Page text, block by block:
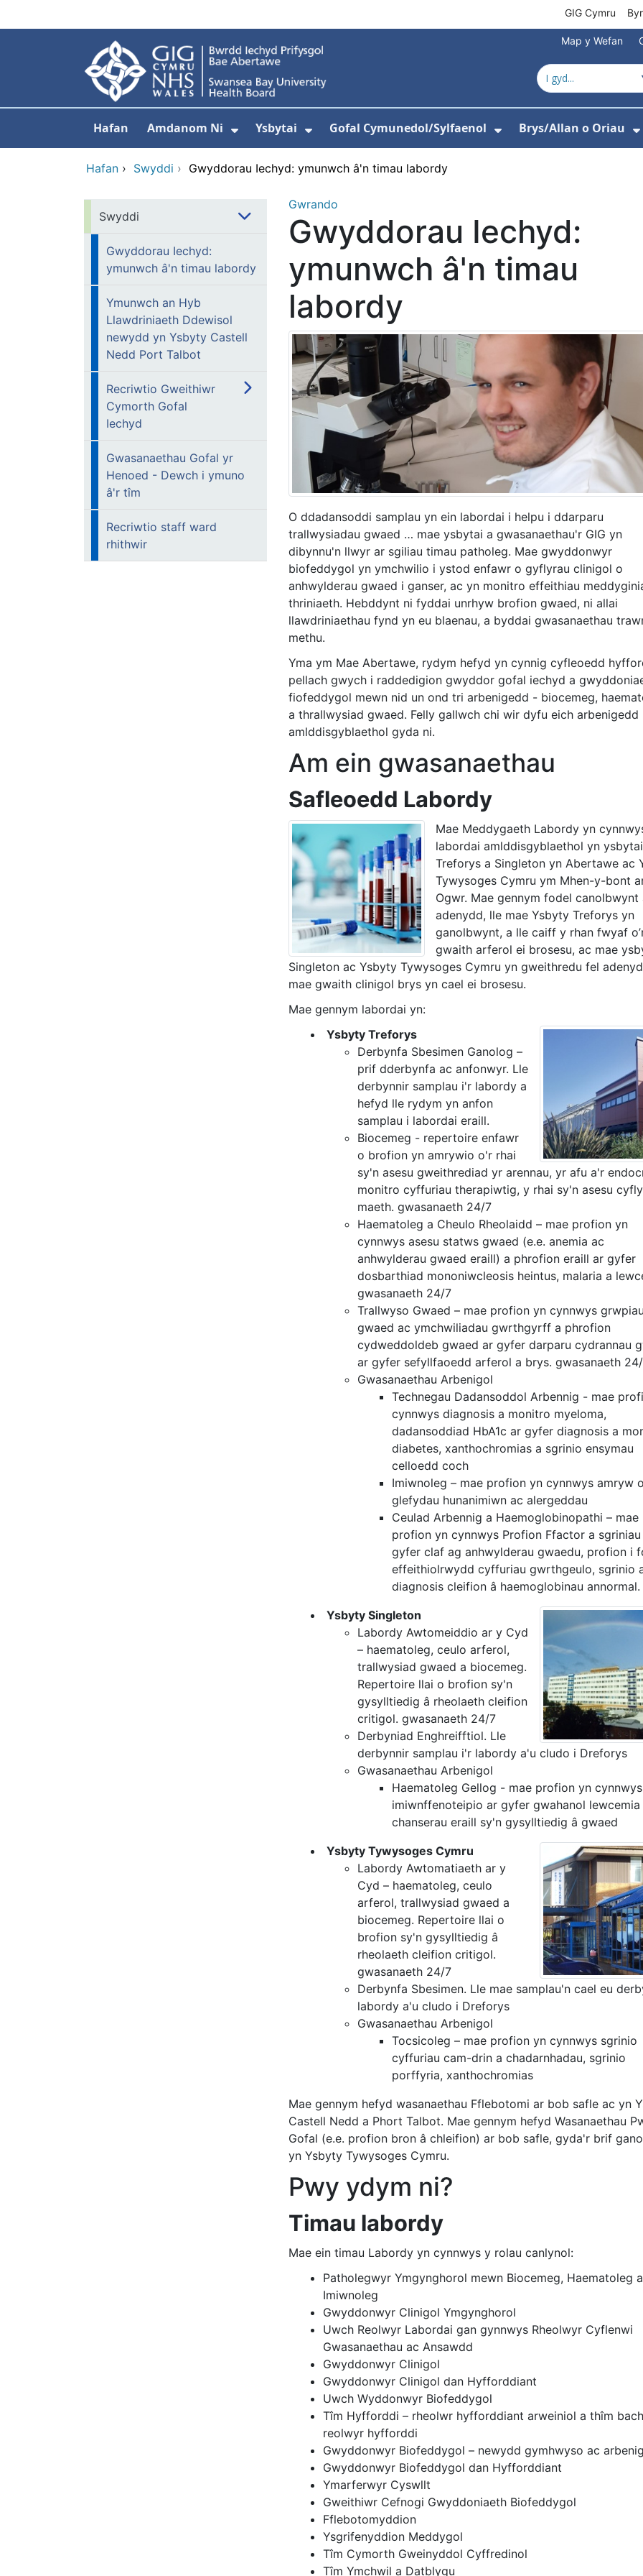
GIG Cymru
Map y Wefan
Hafan Amdanom Ni Ysbytai Gofal Cymunedol/Sylfaenol Brys/Allan o Oriau
Hafan › Swyddi › Gwyddorau Iechyd: ymunwch â'n timau labordy
Swyddi
Gwyddorau Iechyd:
ymunwch â'n timau labordy
Ymunwch an Hyb
Llawdriniaeth Ddewisol
newydd yn Ysbyty Castell
Nedd Port Talbot
Recriwtio Gweithiwr
Cymorth Gofal
Iechyd
Gwasanaethau Gofal yr
Henoed - Dewch i ymuno
â'r tîm
Recriwtio staff ward
rhithwir
Gwrando
Gwyddorau Iechyd:
ymunwch â'n timau
labordy
O ddadansoddi samplau yn ein labordai i helpu i ddarparu
trallwysiadau gwaed … mae ysbytai a gwasanaethau'r GIG yn
dibynnu'n llwyr ar sgiliau timau patholeg. Mae gwyddonwyr
biofeddygol yn ymchwilio i ystod enfawr o gyflyrau clinigol o
anhwylderau gwaed i ganser, ac yn monitro effeithiau
thriniaeth. Hebddynt ni fyddai unrhyw brofion gwaed, ni allai
llawdriniaethau fynd yn eu blaenau, a byddai gwasanaethau
methu.
Yma ym Mae Abertawe, rydym hefyd yn cynnig cyfleoedd
pellach gwych i raddedigion gwyddor gofal iechyd a
fiofeddygol mewn nid un ond tri arbenigedd - biocemeg,
a thrallwysiad gwaed. Felly gallwch chi wir dyfu eich arbenigedd
amlddisgyblaethol gyda ni.
Am ein gwasanaethau
Safleoedd Labordy
Mae Meddygaeth Labordy yn
labordai amlddisgyblaethol yn ysbytai
Treforys a Singleton yn Abertawe ac
Tywysoges Cymru ym Mhen-y-bont
Ogwr. Mae gennym fodel canolbwynt
adenydd, lle mae Ysbyty Treforys yn
ganolbwynt, a lle caiff y rhan fwyaf
gwaith arferol ei brosesu, ac mae
Singleton ac Ysbyty Tywysoges Cymru yn gweithredu fel
mae gwaith clinigol brys yn cael ei brosesu.
Mae gennym labordai yn:
Ysbyty Treforys
Derbynfa Sbesimen Ganolog –
prif dderbynfa ac anfonwyr. Lle
derbynnir samplau i'r labordy a
hefyd lle rydym yn anfon
samplau i labordai eraill.
Biocemeg - repertoire enfawr
o brofion yn amrywio o'r rhai
sy'n asesu gweithrediad yr arennau, yr afu a'r
monitro cyffuriau therapiwtig, y rhai sy'n asesu
maeth. gwasanaeth 24/7
Haematoleg a Cheulo Rheolaidd – mae profion yn
cynnwys asesu statws gwaed (e.e. anemia ac
anhwylderau gwaed eraill) a phrofion eraill ar gyfer
dosbarthiad mononiwcleosis heintus, malaria a
gwasanaeth 24/7
Trallwyso Gwaed – mae profion yn cynnwys
gwaed ac ymchwiliadau gwrthgyrff a phrofion
cydweddoldeb gwaed ar gyfer darparu cydrannau
ar gyfer sefyllfaoedd arferol a brys. gwasanaeth
Gwasanaethau Arbenigol
Technegau Dadansoddol Arbennig - mae
cynnwys diagnosis a monitro myeloma,
dadansoddiad HbA1c ar gyfer diagnosis a
diabetes, xanthochromias a sgrinio ensymau
celloedd coch
Imiwnoleg – mae profion yn cynnwys amryw
glefydau hunanimiwn ac alergeddau
Ceulad Arbennig a Haemoglobinopathi – mae
profion yn cynnwys Profion Ffactor a
gyfer claf ag anhwylderau gwaedu, profion i
effeithiolrwydd cyffuriau gwrthgeulo, sgrinio
diagnosis cleifion â haemoglobinau annormal.
Ysbyty Singleton
Labordy Awtomeiddio ar y Cyd
– haematoleg, ceulo arferol,
trallwysiad gwaed a biocemeg.
Repertoire llai o brofion sy'n
gysylltiedig â rheolaeth cleifion
critigol. gwasanaeth 24/7
Derbyniad Enghreifftiol. Lle
derbynnir samplau i'r labordy a'u cludo i Dreforys
Gwasanaethau Arbenigol
Haematoleg Gellog - mae profion yn cynnwys
imiwnffenoteipio ar gyfer gwahanol lewcemia
chanserau eraill sy'n gysylltiedig â gwaed
Ysbyty Tywysoges Cymru
Labordy Awtomatiaeth ar y
Cyd – haematoleg, ceulo
arferol, trallwysiad gwaed a
biocemeg. Repertoire llai o
brofion sy'n gysylltiedig â
rheolaeth cleifion critigol.
gwasanaeth 24/7
Derbynfa Sbesimen. Lle mae samplau'n cael eu
labordy a'u cludo i Dreforys
Gwasanaethau Arbenigol
Tocsicoleg – mae profion yn cynnwys sgrinio
cyffuriau cam-drin a chadarnhadau, sgrinio
porffyria, xanthochromias
Mae gennym hefyd wasanaethau Fflebotomi ar bob safle ac yn
Castell Nedd a Phort Talbot. Mae gennym hefyd Wasanaethau
Gofal (e.e. profion bron â chleifion) ar bob safle, gyda'r brif
yn Ysbyty Tywysoges Cymru.
Pwy ydym ni?
Timau labordy
Mae ein timau Labordy yn cynnwys y rolau canlynol:
Patholegwyr Ymgynghorol mewn Biocemeg, Haematoleg
Imiwnoleg
Gwyddonwyr Clinigol Ymgynghorol
Uwch Reolwyr Labordai gan gynnwys Rheolwyr Cyflenwi
Gwasanaethau ac Ansawdd
Gwyddonwyr Clinigol
Gwyddonwyr Clinigol dan Hyfforddiant
Uwch Wyddonwyr Biofeddygol
Tîm Hyfforddi – rheolwr hyfforddiant arweiniol a thîm
reolwyr hyfforddi
Gwyddonwyr Biofeddygol – newydd gymhwyso ac
Gwyddonwyr Biofeddygol dan Hyfforddiant
Ymarferwyr Cyswllt
Gweithiwr Cefnogi Gwyddoniaeth Biofeddygol
Fflebotomyddion
Ysgrifenyddion Meddygol
Tîm Cymorth Gweinyddol Cyffredinol
Tîm Ymchwil a Datblygu